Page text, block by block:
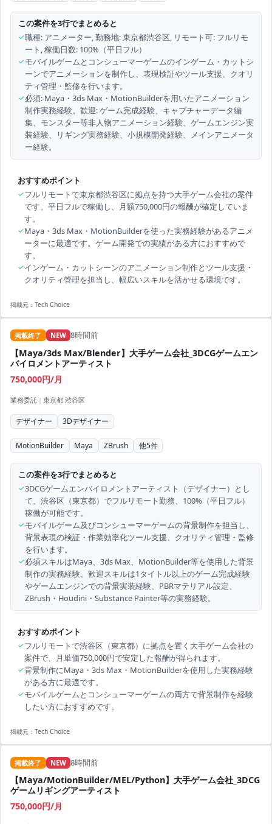
この案件を3行でまとめると
✓職種: アニメーター, 勤務地: 東京都渋谷区, リモート可: フルリモ
ート, 稼働日数: 100%（平日フル）
✓モバイルゲームとコンシューマーゲームのインゲーム・カットシ
ーンでアニメーションを制作し、表現検証やツール支援、クオリ
ティ管理・監修を行います。
✓必須: Maya・3ds Max・MotionBuilderを用いたアニメーション
制作実務経験。歓迎: ゲーム完成経験、キャプチャーデータ編
集、モンスター等非人物アニメーション経験、ゲームエンジン実
装経験、リギング実務経験、小規模開発経験、メインアニメータ
ー経験。
おすすめポイント
✓フルリモートで東京都渋谷区に拠点を持つ大手ゲーム会社の案件
です。平日フルで稼働し、月額750,000円の報酬が確定していま
す。
✓Maya・3ds Max・MotionBuilderを使った実務経験があるアニメ
ーターに最適です。ゲーム開発での実績がある方におすすめで
す。
✓インゲーム・カットシーンのアニメーション制作とツール支援・
クオリティ管理を担当し、幅広いスキルを活かせる環境です。
掲載元： Tech Choice
掲載終了 NEW 8時間前
【Maya/3ds Max/Blender】大手ゲーム会社_3DCGゲームエン
バイロメントアーティスト
750,000円/月
業務委託 | 東京都 渋谷区
デザイナー 3Dデザイナー
MotionBuilder Maya ZBrush 他5件
この案件を3行でまとめると
✓3DCGゲームエンバイロメントアーティスト（デザイナー）とし
て、渋谷区（東京都）でフルリモート勤務、100%（平日フル）
稼働が可能です。
✓モバイルゲーム及びコンシューマーゲームの背景制作を担当し、
背景表現の検証・作業効率化ツール支援、クオリティ管理・監修
を行います。
✓必須スキルはMaya、3ds Max、MotionBuilder等を使用した背景
制作の実務経験。歓迎スキルは1タイトル以上のゲーム完成経験
やゲームエンジンでの背景実装経験、PBRマテリアル設定、
ZBrush・Houdini・Substance Painter等の実務経験。
おすすめポイント
✓フルリモートで渋谷区（東京都）に拠点を置く大手ゲーム会社の
案件で、月単価750,000円で安定した報酬が得られます。
✓背景制作にMaya・3ds Max・MotionBuilderを使用した実務経験
がある方に最適です。
✓モバイルゲームとコンシューマーゲームの両方で背景制作を経験
したい方におすすめです。
掲載元： Tech Choice
掲載終了 NEW 8時間前
【Maya/MotionBuilder/MEL/Python】大手ゲーム会社_3DCG
ゲームリギングアーティスト
750,000円/月